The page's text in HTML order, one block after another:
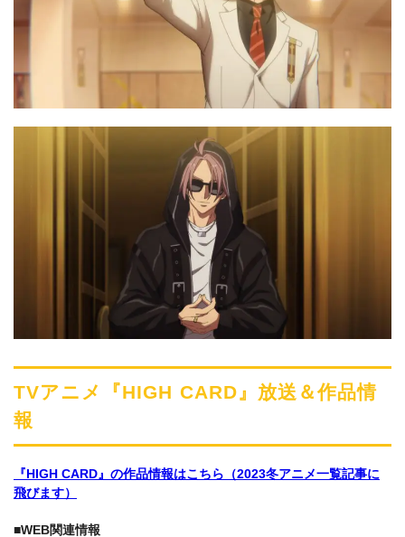
TVアニメ『HIGH CARD』放送＆作品情
報
『HIGH CARD』の作品情報はこちら（2023冬アニメ一覧記事に
飛びます）
■WEB関連情報